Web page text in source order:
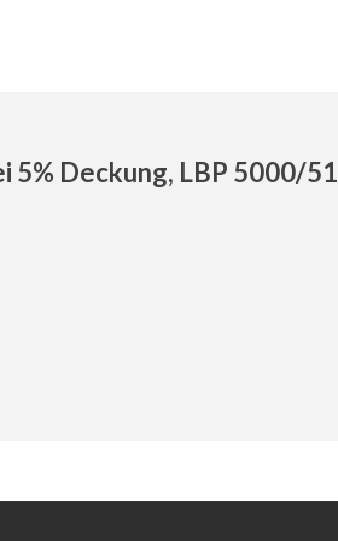
5% Deckung, LBP 5000/